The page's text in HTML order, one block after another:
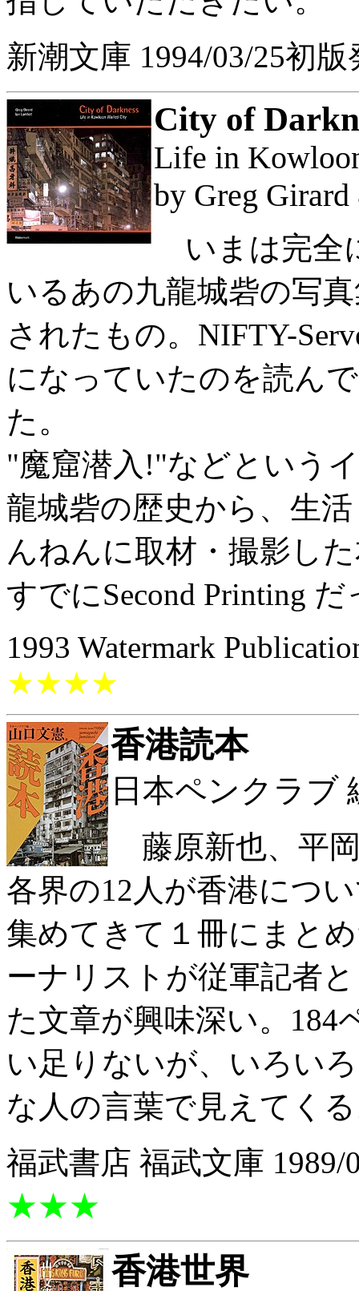
新潮文庫 1994/03/25初
City of
Life in
by Greg
いまは完全
いるあの九龍城砦の写
されたもの。NIFTY-
になっていたのを読ん
た。
"魔窟潜入!"などという
龍城砦の歴史から、生
んねんに取材・撮影し
すでにSecond Printing
1993 Watermark
★★★★
香港読本
日本ペンクラブ
藤原新也、平
各界の12人が香港につ
集めてきて１冊にまと
ーナリストが従軍記者
た文章が興味深い。184
い足りないが、いろい
な人の言葉で見えてく
福武書店 福武文庫 1989/
★★★
香港世界